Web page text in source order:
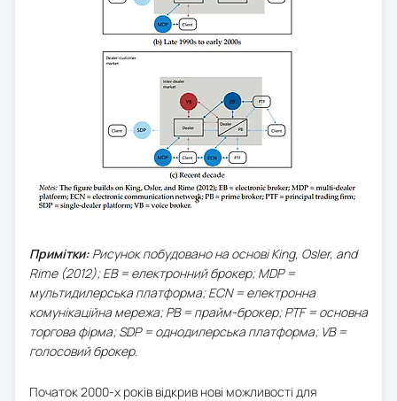
Примітки: Рисунок побудовано на основі King, Osler, and
Rime (2012); EB = електронний брокер; MDP =
мультидилерська платформа; ECN = електронна
комунікаційна мережа; PB = прайм-брокер; PTF = основна
торгова фірма; SDP = однодилерська платформа; VB =
голосовий брокер.
Початок 2000-х років відкрив нові можливості для